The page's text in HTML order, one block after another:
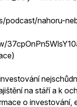
podcast/nahoru-
na stáří a k
o investování,